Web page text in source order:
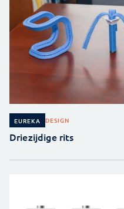
EUREKA DESIGN
Driezijdige rits